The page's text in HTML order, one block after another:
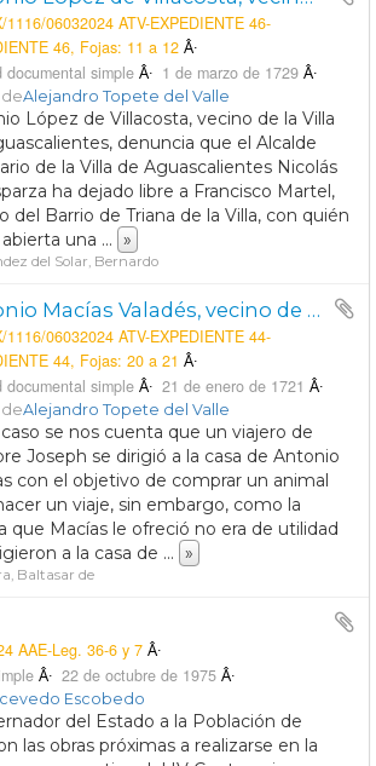
1116/06032024 ATV-EXPEDIENTE 46-
46, Fojas: 11 a 12
documental simple
1 de marzo de 1729
deAlejandro Topete del Valle
López de Villacosta, vecino de la Villa
denuncia que el Alcalde
de la Villa de Aguascalientes Nicolás
ha dejado libre a Francisco Martel,
del Barrio de Triana de la Villa, con quién
una ... »
del Solar, Bernardo
Antonio Macías Valadés, vecino de la Villa de Aguascalienes, hace imputación de la acusación que el Capitán Salvador de Palos le hizo por un supuesto hurto de un caballo.
1116/06032024 ATV-EXPEDIENTE 44-
44, Fojas: 20 a 21
documental simple
21 de enero de 1721
deAlejandro Topete del Valle
se nos cuenta que un viajero de
Joseph se dirigió a la casa de Antonio
con el objetivo de comprar un animal
un viaje, sin embargo, como la
que Macías le ofreció no era de utilidad
a la casa de ... »
Baltasar de
AAE-Leg. 36-6 y 7
22 de octubre de 1975
Escobedo
del Estado a la Población de
las obras próximas a realizarse en la